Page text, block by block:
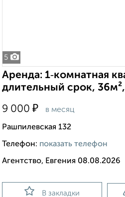
5
Аренда: 1‑комнатная
длительный срок,
9 000 ₽ в месяц
Рашпилевская 132
Телефон: показать телефон
Агентство, Евгения 08.08.2026
В закладки